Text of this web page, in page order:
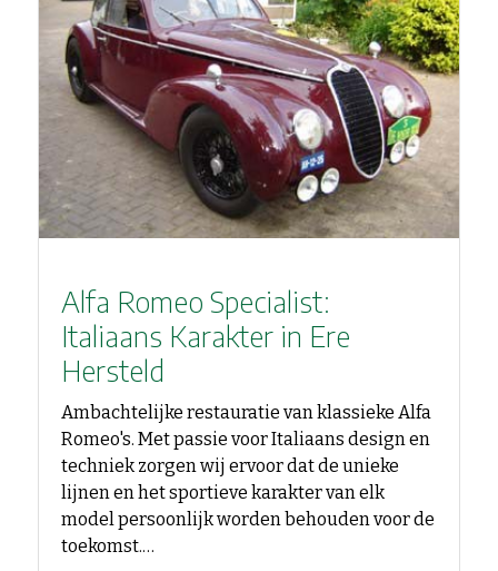
Alfa Romeo Specialist:
Italiaans Karakter in Ere
Hersteld
Ambachtelijke restauratie van klassieke Alfa
Romeo's. Met passie voor Italiaans design en
techniek zorgen wij ervoor dat de unieke
lijnen en het sportieve karakter van elk
model persoonlijk worden behouden voor de
toekomst.…